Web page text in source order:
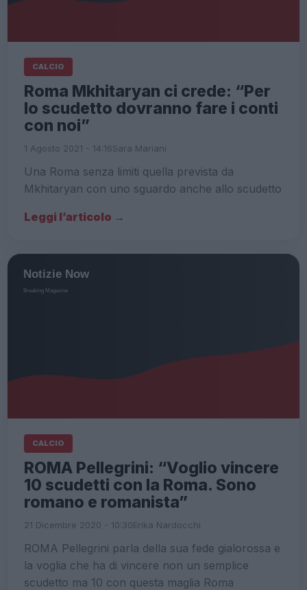
CALCIO
Roma Mkhitaryan ci crede: “Per
lo scudetto dovranno fare i conti
con noi”
1 Agosto 2021 - 14:16Sara Mariani
Una Roma senza limiti quella prevista da
Mkhitaryan con uno sguardo anche allo scudetto
Leggi l’articolo →
CALCIO
ROMA Pellegrini: “Voglio vincere
10 scudetti con la Roma. Sono
romano e romanista”
21 Dicembre 2020 - 10:30Erika Nardocchi
ROMA Pellegrini parla della sua fede gialorossa e
la voglia che ha di vincere non un semplice
scudetto ma 10 con questa maglia Roma